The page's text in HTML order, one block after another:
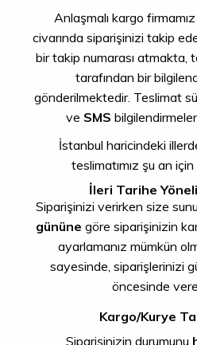
Anlaşmalı kargo
civarında siparişinizi takip
bir takip numarası atmakta,
tarafından bir
gönderilmektedir. Teslimat
ve SMS
İstanbul haricindeki
teslimatımız şu an
İleri Tarihe
Siparişinizi verirken size
gününe göre siparişinizin
ayarlamanız mümkün
sayesinde, siparişlerinizi
öncesinde
Kargo/Kurye
Siparişinizin durumunu